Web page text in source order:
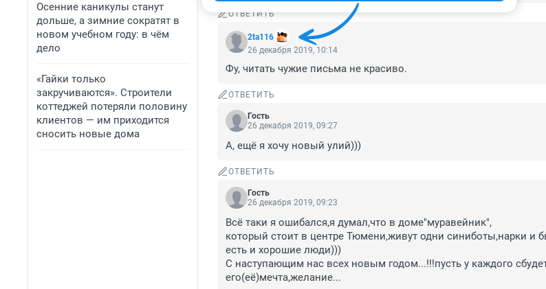
Осенние каникулы станут
дольше, а зимние сократят в
новом учебном году: в чём
дело
«Гайки только
закручиваются». Строители
коттеджей потеряли половину
клиентов — им приходится
сносить новые дома
ОТВЕТИТЬ
2ta116
26 декабря 2019, 10:14
Фу, читать чужие письма не красиво.
ОТВЕТИТЬ
Гость
26 декабря 2019, 09:27
А, ещё я хочу новый улий)))
ОТВЕТИТЬ
Гость
26 декабря 2019, 09:23
Всё таки я ошибался,я думал,что в доме"муравейник",
который стоит в центре Тюмени,живут одни синиботы,нарки и
есть и хорошие люди)))
С наступающим нас всех новым годом...!!!пусть у каждого
его(её)мечта,желание...